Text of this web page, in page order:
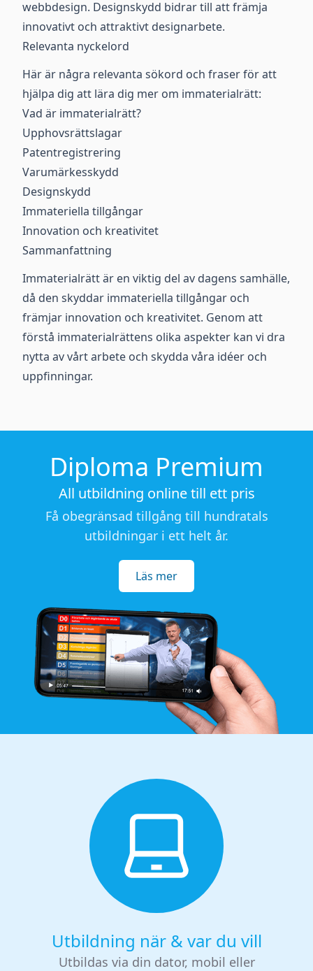
webbdesign. Designskydd bidrar till att främja
innovativt och attraktivt designarbete.
Relevanta nyckelord
Här är några relevanta sökord och fraser för att
hjälpa dig att lära dig mer om immaterialrätt:
Vad är immaterialrätt?
Upphovsrättslagar
Patentregistrering
Varumärkesskydd
Designskydd
Immateriella tillgångar
Innovation och kreativitet
Sammanfattning
Immaterialrätt är en viktig del av dagens samhälle,
då den skyddar immateriella tillgångar och
främjar innovation och kreativitet. Genom att
förstå immaterialrättens olika aspekter kan vi dra
nytta av vårt arbete och skydda våra idéer och
uppfinningar.
Diploma Premium
All utbildning online till ett pris
Få obegränsad tillgång till hundratals
utbildningar i ett helt år.
Läs mer
Utbildning när & var du vill
Utbildas via din dator, mobil eller